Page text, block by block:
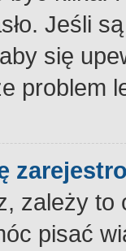
Jeśli
się
problem
zależy
pisać